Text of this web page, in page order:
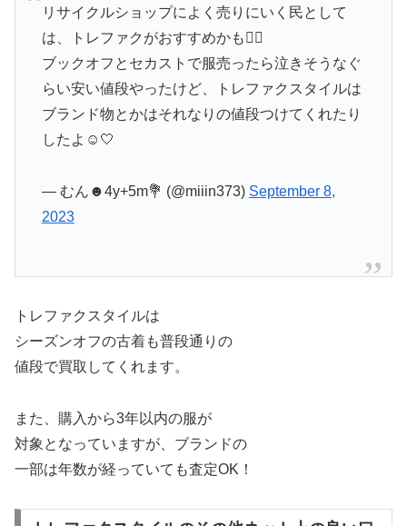
リサイクルショップによく売りにいく民として
は、トレファクがおすすめかも💁‍♀️
ブックオフとセカストで服売ったら泣きそうなぐ
らい安い値段やったけど、トレファクスタイルは
ブランド物とかはそれなりの値段つけてくれたり
したよ☺️🤍
— むん☻4y+5m💐 (@miiin373) September 8,
2023
トレファクスタイルは
シーズンオフの古着も普段通りの
値段で買取してくれます。
また、購入から3年以内の服が
対象となっていますが、ブランドの
一部は年数が経っていても査定OK！